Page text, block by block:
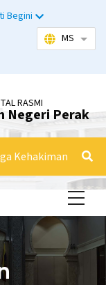
Begini
MS
RASMI
Negeri Perak
Kehakiman